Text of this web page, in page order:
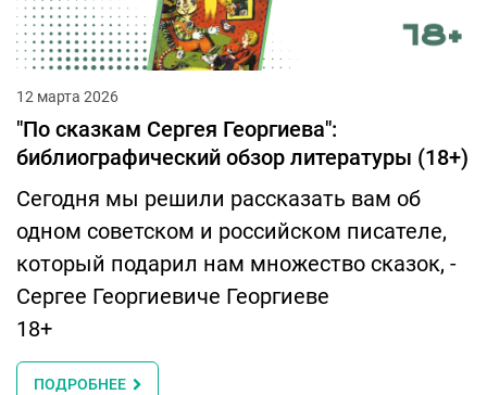
12 марта 2026
"По сказкам Сергея Георгиева":
библиографический обзор литературы (18+)
Сегодня мы решили рассказать вам об
одном советском и российском писателе,
который подарил нам множество сказок, -
Сергее Георгиевиче Георгиеве
18+
ПОДРОБНЕЕ